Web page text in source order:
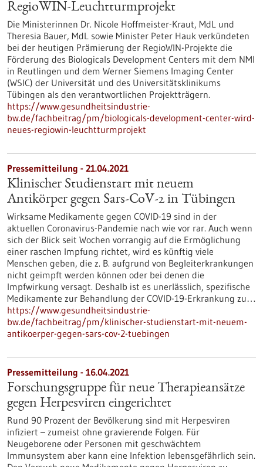
RegioWIN-Leuchtturmprojekt
Die Ministerinnen Dr. Nicole Hoffmeister-Kraut, MdL und
Theresia Bauer, MdL sowie Minister Peter Hauk verkündeten
bei der heutigen Prämierung der RegioWIN-Projekte die
Förderung des Biologicals Development Centers mit dem NMI
in Reutlingen und dem Werner Siemens Imaging Center
(WSIC) der Universität und des Universitätsklinikums
Tübingen als den verantwortlichen Projektträgern.
https://www.gesundheitsindustrie-
bw.de/fachbeitrag/pm/biologicals-development-center-wird-
neues-regiowin-leuchtturmprojekt
Pressemitteilung - 21.04.2021
Klinischer Studienstart mit neuem
Antikörper gegen Sars-CoV-2 in Tübingen
Wirksame Medikamente gegen COVID-19 sind in der
aktuellen Coronavirus-Pandemie nach wie vor rar. Auch wenn
sich der Blick seit Wochen vorrangig auf die Ermöglichung
einer raschen Impfung richtet, wird es künftig viele
Menschen geben, die z. B. aufgrund von Begleiterkrankungen
nicht geimpft werden können oder bei denen die
Impfwirkung versagt. Deshalb ist es unerlässlich, spezifische
Medikamente zur Behandlung der COVID-19-Erkrankung zu…
https://www.gesundheitsindustrie-
bw.de/fachbeitrag/pm/klinischer-studienstart-mit-neuem-
antikoerper-gegen-sars-cov-2-tuebingen
Pressemitteilung - 16.04.2021
Forschungsgruppe für neue Therapieansätze
gegen Herpesviren eingerichtet
Rund 90 Prozent der Bevölkerung sind mit Herpesviren
infiziert – zumeist ohne gravierende Folgen. Für
Neugeborene oder Personen mit geschwächtem
Immunsystem aber kann eine Infektion lebensgefährlich sein.